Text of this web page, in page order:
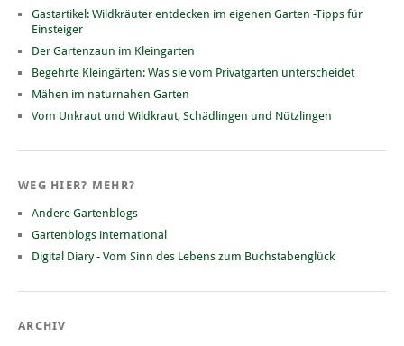
Gastartikel: Wildkräuter entdecken im eigenen Garten -Tipps für
Einsteiger
Der Gartenzaun im Kleingarten
Begehrte Kleingärten: Was sie vom Privatgarten unterscheidet
Mähen im naturnahen Garten
Vom Unkraut und Wildkraut, Schädlingen und Nützlingen
WEG HIER? MEHR?
Andere Gartenblogs
Gartenblogs international
Digital Diary - Vom Sinn des Lebens zum Buchstabenglück
ARCHIV